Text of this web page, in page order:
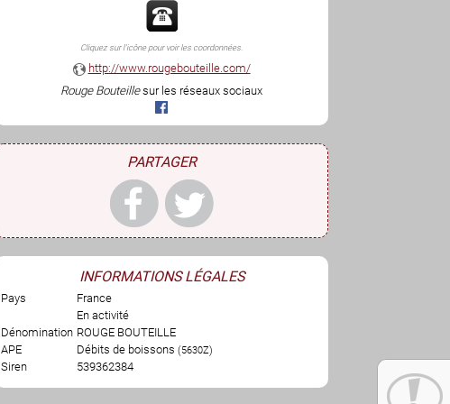
Cliquez sur l'icône pour voir les coordonnées.
http://www.rougebouteille.com/
Rouge Bouteillesur les réseaux sociaux
PARTAGER
INFORMATIONS LÉGALES
Pays
France
En activité
Dénomination ROUGE BOUTEILLE
APE
Débits de boissons (5630Z)
Siren 539362384